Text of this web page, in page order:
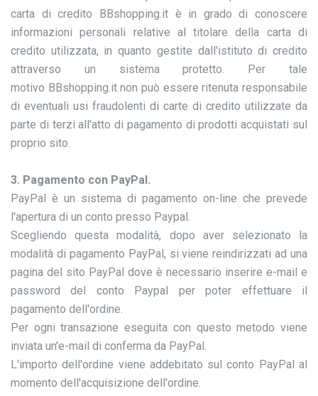
carta di credito BBshopping.it è in grado di conoscere
informazioni personali relative al titolare della carta di
credito utilizzata, in quanto gestite dall'istituto di credito
attraverso un sistema protetto. Per tale
motivo BBshopping.it non può essere ritenuta responsabile
di eventuali usi fraudolenti di carte di credito utilizzate da
parte di terzi all'atto di pagamento di prodotti acquistati sul
proprio sito.
3. Pagamento con PayPal.
PayPal è un sistema di pagamento on-line che prevede
l'apertura di un conto presso Paypal.
Scegliendo questa modalità, dopo aver selezionato la
modalità di pagamento PayPal, si viene reindirizzati ad una
pagina del sito PayPal dove è necessario inserire e-mail e
password del conto Paypal per poter effettuare il
pagamento dell'ordine.
Per ogni transazione eseguita con questo metodo viene
inviata un'e-mail di conferma da PayPal.
L'importo dell'ordine viene addebitato sul conto PayPal al
momento dell'acquisizione dell'ordine.